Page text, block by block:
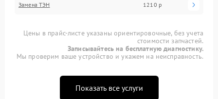
Замена ТЭН 1210 р
Цены в прайс-листе указаны ориентировочные, без учета
стоимости запчастей.
Записывайтесь на бесплатную диагностику.
Мы проверим ваше устройство и укажем на неисправность.
Показать все услуги